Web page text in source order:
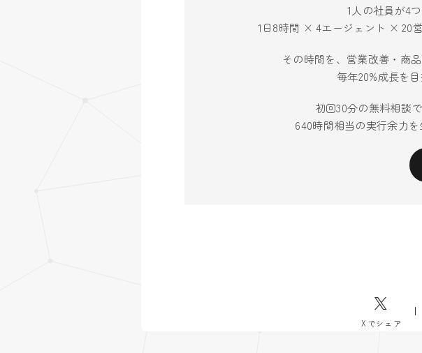
1人の社員が4
1日8時間 × 4エージェント × 20
その時間を、営業改善・商
毎年20%成長を
初回30分の無料相談
640時間相当の実行余力
Xでシェア